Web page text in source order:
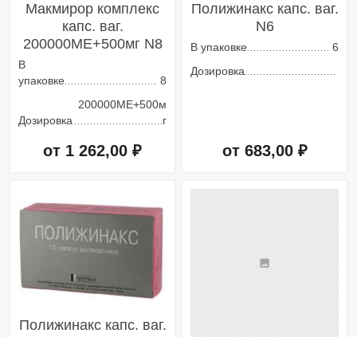
Макмирор комплекс
капс. ваг.
200000МЕ+500мг N8
В
упаковке
8
Дозировка
200000МЕ+500м
г
от 1 262,00 ₽
Полижинакс капс. ваг.
N6
В упаковке
6
Дозировка
от 683,00 ₽
Полижинакс капс. ваг.